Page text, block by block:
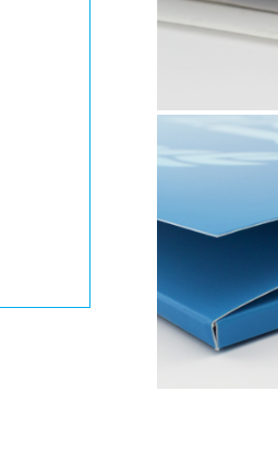
Matomo-Statistik